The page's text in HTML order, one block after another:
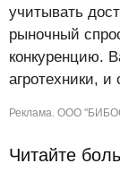
учитывать
рыночный
конкуренцию.
агротехники, и
Реклама. ООО
Читайте